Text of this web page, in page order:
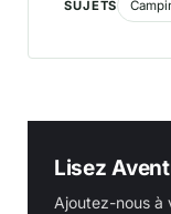
SUJETS
Lisez
Ajoutez-nous à